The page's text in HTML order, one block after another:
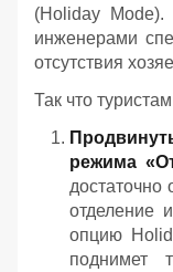
(Holiday Mode).
инженерами
отсутствия
Так что
режима
достаточно
отделение
опцию
поднимет